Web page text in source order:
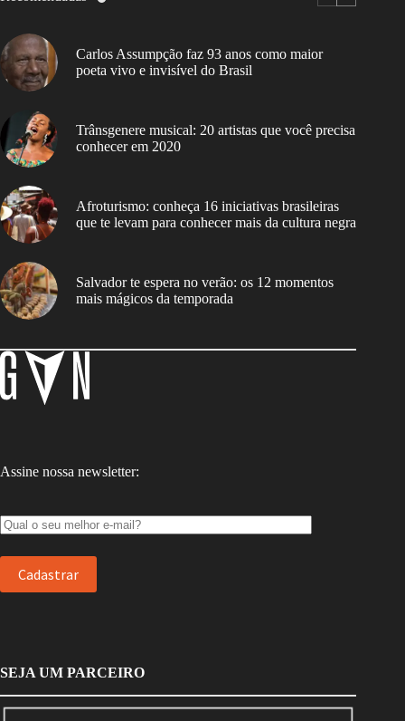
Carlos Assumpção faz 93 anos como maior
poeta vivo e invisível do Brasil
Trânsgenere musical: 20 artistas que você precisa
conhecer em 2020
Afroturismo: conheça 16 iniciativas brasileiras
que te levam para conhecer mais da cultura negra
Salvador te espera no verão: os 12 momentos
mais mágicos da temporada
Assine nossa newsletter:
SEJA UM PARCEIRO